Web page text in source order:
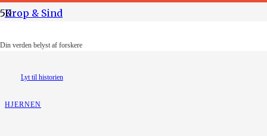
Din verden belyst af forskere
Krop & Sind
Illustration: Lotus Pedersen
Lyt til historien
HJERNEN